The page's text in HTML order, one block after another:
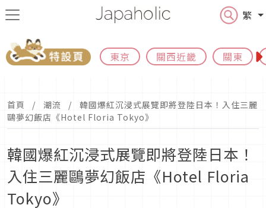
繁
東京 關西近畿 關東
首頁 潮流
韓國爆紅沉浸式展覽即將登陸日本！入住三麗
鷗夢幻飯店《Hotel Floria Tokyo》
韓國爆紅沉浸式展覽即將登陸日本！
入住三麗鷗夢幻飯店《Hotel Floria
Tokyo》